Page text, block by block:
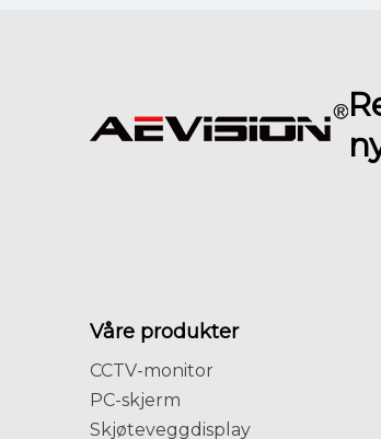
Våre produkter
CCTV-monitor
PC-skjerm
Skjøteveggdisplay